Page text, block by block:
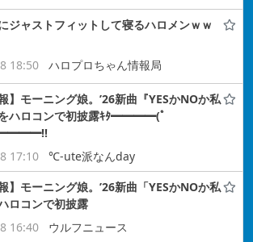
ジャストフィットして寝るハロメンｗｗ
18:50
ハロプロちゃん情報局
報】モーニング娘。’26新曲『YESかNOか私
ハロコンで初披露ｷﾀ━━━━(ﾟ
17:10
℃-ute派なんday
報】モーニング娘。’26新曲「YESかNOか私
ロコンで初披露
16:40
ウルフニュース